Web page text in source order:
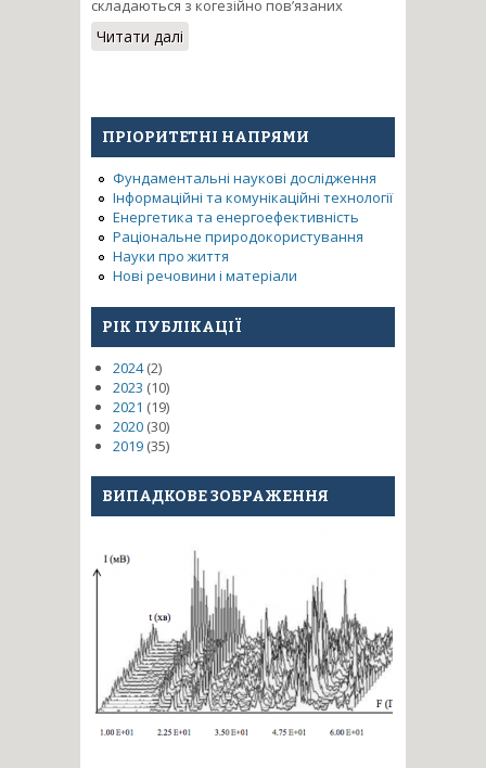
складаються з когезійно пов’язаних
Читати далі
формування
фрикційній обробці плоских
та складнофасонних
поверхонь
ПРІОРИТЕТНІ НАПРЯМИ
Фундаментальні наукові дослідження
Інформаційні та комунікаційні технології
Енергетика та енергоефективність
Раціональне природокористування
Науки про життя
Нові речовини і матеріали
РІК ПУБЛІКАЦІЇ
2024(2)
2023 (10)
2021 (19)
2020 (30)
2019 (35)
ВИПАДКОВЕ ЗОБРАЖЕННЯ